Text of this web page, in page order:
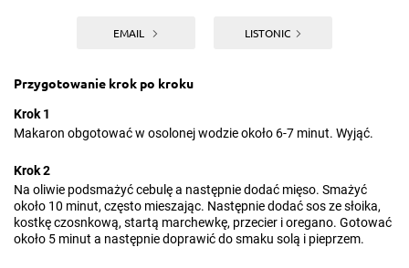
EMAIL LISTONIC
Przygotowanie krok po kroku
Krok 1
Makaron obgotować w osolonej wodzie około 6-7 minut. Wyjąć.
Krok 2
Na oliwie podsmażyć cebulę a następnie dodać mięso. Smażyć
około 10 minut, często mieszając. Następnie dodać sos ze słoika,
kostkę czosnkową, startą marchewkę, przecier i oregano. Gotować
około 5 minut a następnie doprawić do smaku solą i pieprzem.